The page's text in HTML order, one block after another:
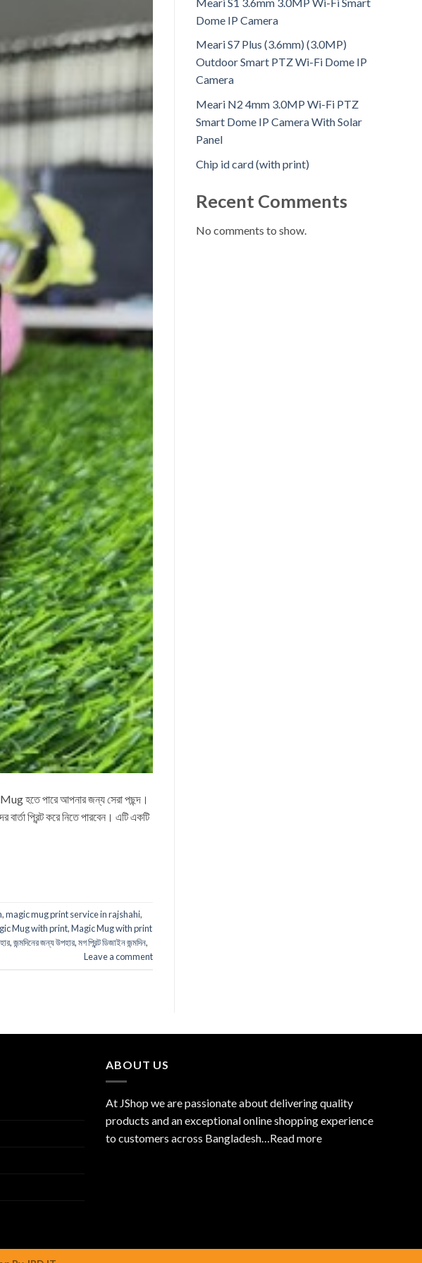
হতে পারে আপনার জন্য সেরা পছন্দ।
প্রিন্ট করে নিতে পারবেন। এটি একটি
,magic mug print service in rajshahi,
Mug with print,Magic Mug with print
,জন্মদিনের জন্য উপহার,মগ প্রিন্ট ডিজাইন জন্মদিন,
Leave a comment
Dome IP Camera
Meari S7 Plus (3.6mm) (3.0MP)
Outdoor Smart PTZ Wi-Fi Dome IP
Camera
Meari N2 4mm 3.0MP Wi-Fi PTZ
Smart Dome IP Camera With Solar
Panel
Chip id card (with print)
Recent Comments
No comments to show.
ABOUT US
At JShop we are passionate about delivering quality
products and an exceptional online shopping experience
to customers across Bangladesh…Read more